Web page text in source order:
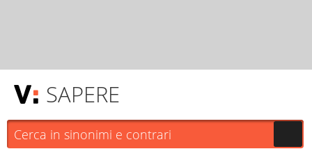
SAPERE